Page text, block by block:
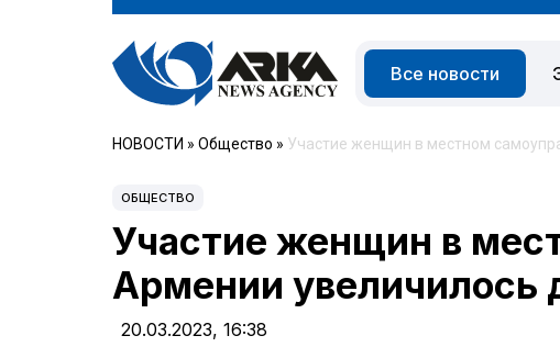
Все новости
НОВОСТИ » Общество » Участие женщин в местном
ОБЩЕСТВО
Участие женщин в
Армении увеличилось
20.03.2023, 16:38